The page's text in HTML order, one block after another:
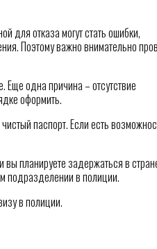
для отказа могут стать ошибки,
Поэтому важно внимательно
Еще одна причина – отсутствие
оформить.
паспорт. Если есть
планируете задержаться в
подразделении в полиции.
в полиции.